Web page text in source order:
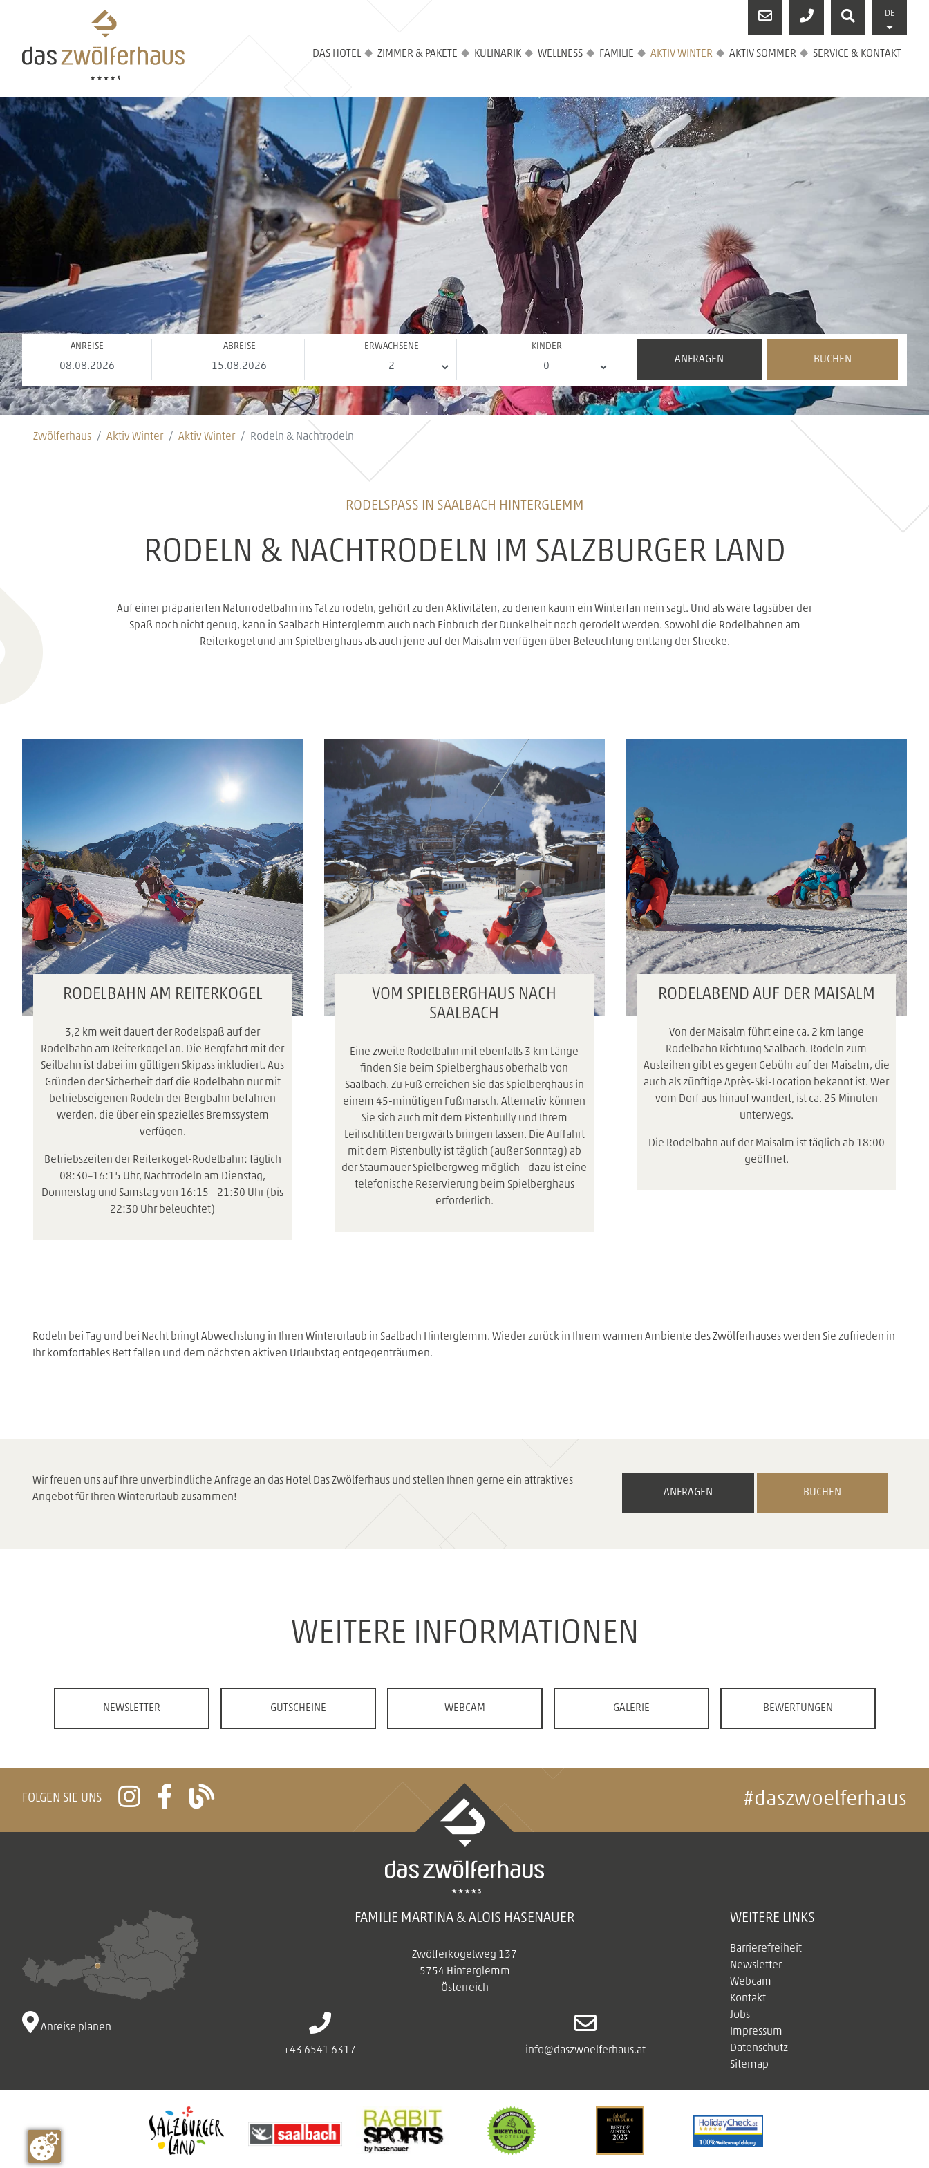
DE
DAS HOTEL ZIMMER & PAKETE KULINARIK WELLNESS FAMILIE AKTIV WINTER AKTIV SOMMER SERVICE & KONTAKT
ANREISE ABREISE ERWACHSENE KINDER
Zwölferhaus Aktiv Winter Aktiv Winter Rodeln & Nachtrodeln
RODELSPASS IN SAALBACH HINTERGLEMM
RODELN & NACHTRODELN IM SALZBURGER LAND
Auf einer präparierten Naturrodelbahn ins Tal zu rodeln, gehört zu den Aktivitäten, zu denen kaum ein Winterfan nein sagt. Und als wäre tagsüber der
Spaß noch nicht genug, kann in Saalbach Hinterglemm auch nach Einbruch der Dunkelheit noch gerodelt werden. Sowohl die Rodelbahnen am
Reiterkogel und am Spielberghaus als auch jene auf der Maisalm verfügen über Beleuchtung entlang der Strecke.
RODELBAHN AM REITERKOGEL
3,2 km weit dauert der Rodelspaß auf der
Rodelbahn am Reiterkogel an. Die Bergfahrt mit der
Seilbahn ist dabei im gültigen Skipass inkludiert. Aus
Gründen der Sicherheit darf die Rodelbahn nur mit
betriebseigenen Rodeln der Bergbahn befahren
werden, die über ein spezielles Bremssystem
verfügen.
Betriebszeiten der Reiterkogel-Rodelbahn: täglich
08:30–16:15 Uhr, Nachtrodeln am Dienstag,
Donnerstag und Samstag von 16:15 - 21:30 Uhr (bis
22:30 Uhr beleuchtet)
VOM SPIELBERGHAUS NACH
SAALBACH
Eine zweite Rodelbahn mit ebenfalls 3 km Länge
finden Sie beim Spielberghaus oberhalb von
Saalbach. Zu Fuß erreichen Sie das Spielberghaus in
einem 45-minütigen Fußmarsch. Alternativ können
Sie sich auch mit dem Pistenbully und Ihrem
Leihschlitten bergwärts bringen lassen. Die Auffahrt
mit dem Pistenbully ist täglich (außer Sonntag) ab
der Staumauer Spielbergweg möglich - dazu ist eine
telefonische Reservierung beim Spielberghaus
erforderlich.
RODELABEND AUF DER MAISALM
Von der Maisalm führt eine ca. 2 km lange
Rodelbahn Richtung Saalbach. Rodeln zum
Ausleihen gibt es gegen Gebühr auf der Maisalm, die
auch als zünftige Après-Ski-Location bekannt ist. Wer
vom Dorf aus hinauf wandert, ist ca. 25 Minuten
unterwegs.
Die Rodelbahn auf der Maisalm ist täglich ab 18:00
geöffnet.
Rodeln bei Tag und bei Nacht bringt Abwechslung in Ihren Winterurlaub in Saalbach Hinterglemm. Wieder zurück in Ihrem warmen Ambiente des Zwölferhauses werden Sie zufrieden in
Ihr komfortables Bett fallen und dem nächsten aktiven Urlaubstag entgegenträumen.
Wir freuen uns auf Ihre unverbindliche Anfrage an das Hotel Das Zwölferhaus und stellen Ihnen gerne ein attraktives
Angebot für Ihren Winterurlaub zusammen!
ANFRAGEN BUCHEN
WEITERE INFORMATIONEN
NEWSLETTER GUTSCHEINE WEBCAM GALERIE BEWERTUNGEN
FOLGEN SIE UNS #daszwoelferhaus
Anreise planen
FAMILIE MARTINA & ALOIS HASENAUER
Zwölferkogelweg 137
5754 Hinterglemm
Österreich
+43 6541 6317 info@daszwoelferhaus.at
WEITERE LINKS
Barrierefreiheit
Newsletter
Webcam
Kontakt
Jobs
Impressum
Datenschutz
Sitemap